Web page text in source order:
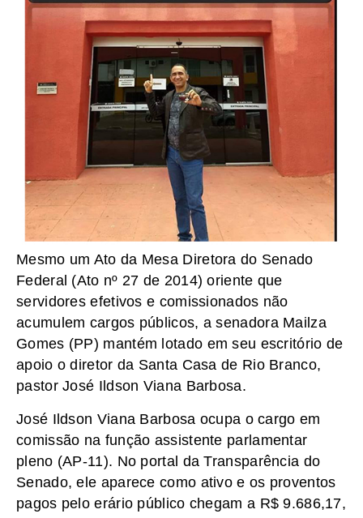
Mesmo um Ato da Mesa Diretora do Senado
Federal (Ato nº 27 de 2014) oriente que
servidores efetivos e comissionados não
acumulem cargos públicos, a senadora Mailza
Gomes (PP) mantém lotado em seu escritório de
apoio o diretor da Santa Casa de Rio Branco,
pastor José Ildson Viana Barbosa.
José Ildson Viana Barbosa ocupa o cargo em
comissão na função assistente parlamentar
pleno (AP-11). No portal da Transparência do
Senado, ele aparece como ativo e os proventos
pagos pelo erário público chegam a R$ 9.686,17,